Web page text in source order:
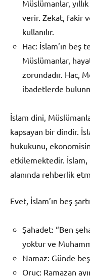
Müslümanlar,
verir. Zekat, fakir
kullanılır.
Hac: İslam’ın beş
Müslümanlar,
zorundadır. Hac,
ibadetlerde
İslam dini,
kapsayan bir dindir.
hukukunu,
etkilemektedir. İslam,
alanında rehberlik
Evet, İslam’ın beş
Şahadet: “Ben
yoktur ve
Namaz: Günde
Oruç: Ramazan